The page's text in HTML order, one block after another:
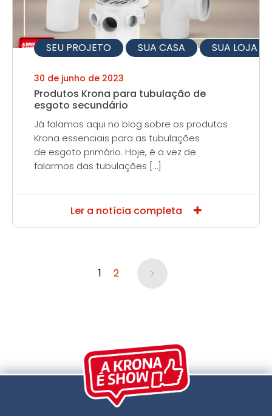
SEU PROJETO SUA CASA SUA LOJA
30 de junho de 2023
Produtos Krona para tubulação de
esgoto secundário
Já falamos aqui no blog sobre os produtos
Krona essenciais para as tubulações
de esgoto primário. Hoje, é a vez de
falarmos das tubulações […]
Ler a notícia completa
1 2 >